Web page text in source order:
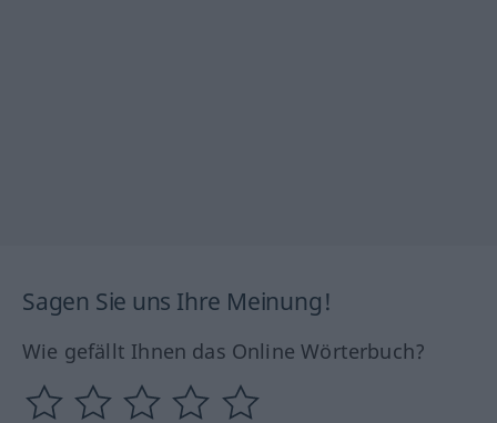
Sagen Sie uns Ihre Meinung!
Wie gefällt Ihnen das Online Wörterbuch?